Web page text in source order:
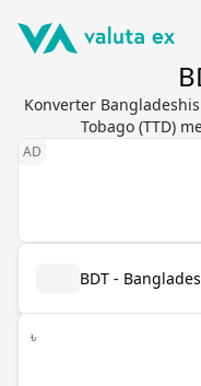
Konverter
Tobago (TTD)
BDT -
৳